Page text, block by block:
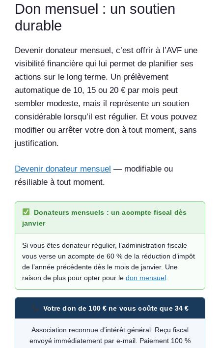
Don mensuel : un soutien
durable
Devenir donateur mensuel, c’est offrir à l’AVF une
visibilité financière qui lui permet de planifier ses
actions sur le long terme. Un prélèvement
automatique de 10, 15 ou 20 € par mois peut
sembler modeste, mais il représente un soutien
considérable lorsqu’il est régulier. Et vous pouvez
modifier ou arrêter votre don à tout moment, sans
justification.
Devenir donateur mensuel — modifiable ou
résiliable à tout moment.
Donateurs mensuels : un acompte fiscal dès
janvier
Si vous êtes donateur régulier, l’administration fiscale
vous verse un acompte de 60 % de la réduction d’impôt
de l’année précédente dès le mois de janvier. Une
raison de plus pour opter pour le don mensuel
Votre don de 100 € ne vous coûte que 34 €
Association reconnue d’intérêt général. Reçu fiscal
envoyé immédiatement par e-mail. Paiement 100 %